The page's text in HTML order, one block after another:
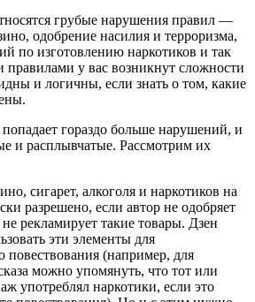
грубые нарушения правил —
одобрение насилия и терроризма,
по изготовлению наркотиков и так
правилами у вас возникнут сложности
и логичны, если знать о том, какие
гораздо больше нарушений, и
и расплывчатые. Рассмотрим их
сигарет, алкоголя и наркотиков на
разрешено, если автор не одобряет
рекламирует такие товары. Дзен
эти элементы для
повествования (например, для
можно упомянуть, что тот или
употреблял наркотики, если это